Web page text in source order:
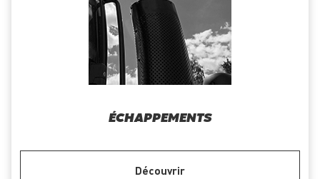
ÉCHAPPEMENTS
Découvrir